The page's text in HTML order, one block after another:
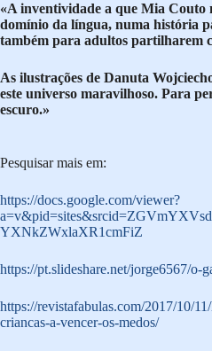
«A inventividade a que Mia Couto
domínio da língua, numa história
também para adultos partilharem
As ilustrações de Danuta
este universo maravilhoso. Para
escuro.»
Pesquisar mais em:
https://docs.google.com/viewer?
YXNkZWxlaXR1cmFiZ
https://pt.slideshare.net/jorge6567/o-
https://revistafabulas.com/2017/10/
criancas-a-vencer-os-medos/